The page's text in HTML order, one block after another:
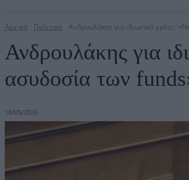
Αρχική Πολιτική Ανδρουλάκης για ιδιωτικό χρέος:
Ανδρουλάκης για
ασυδοσία των
18/05/2026